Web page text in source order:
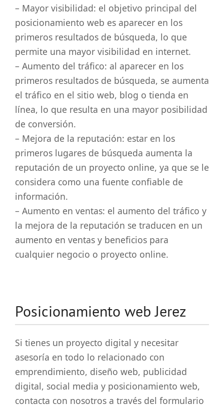
– Mayor visibilidad: el objetivo principal del
posicionamiento web es aparecer en los
primeros resultados de búsqueda, lo que
permite una mayor visibilidad en internet.
– Aumento del tráfico: al aparecer en los
primeros resultados de búsqueda, se aumenta
el tráfico en el sitio web, blog o tienda en
línea, lo que resulta en una mayor posibilidad
de conversión.
– Mejora de la reputación: estar en los
primeros lugares de búsqueda aumenta la
reputación de un proyecto online, ya que se le
considera como una fuente confiable de
información.
– Aumento en ventas: el aumento del tráfico y
la mejora de la reputación se traducen en un
aumento en ventas y beneficios para
cualquier negocio o proyecto online.
Posicionamiento web Jerez
Si tienes un proyecto digital y necesitar
asesoría en todo lo relacionado con
emprendimiento, diseño web, publicidad
digital, social media y posicionamiento web,
contacta con nosotros a través del formulario